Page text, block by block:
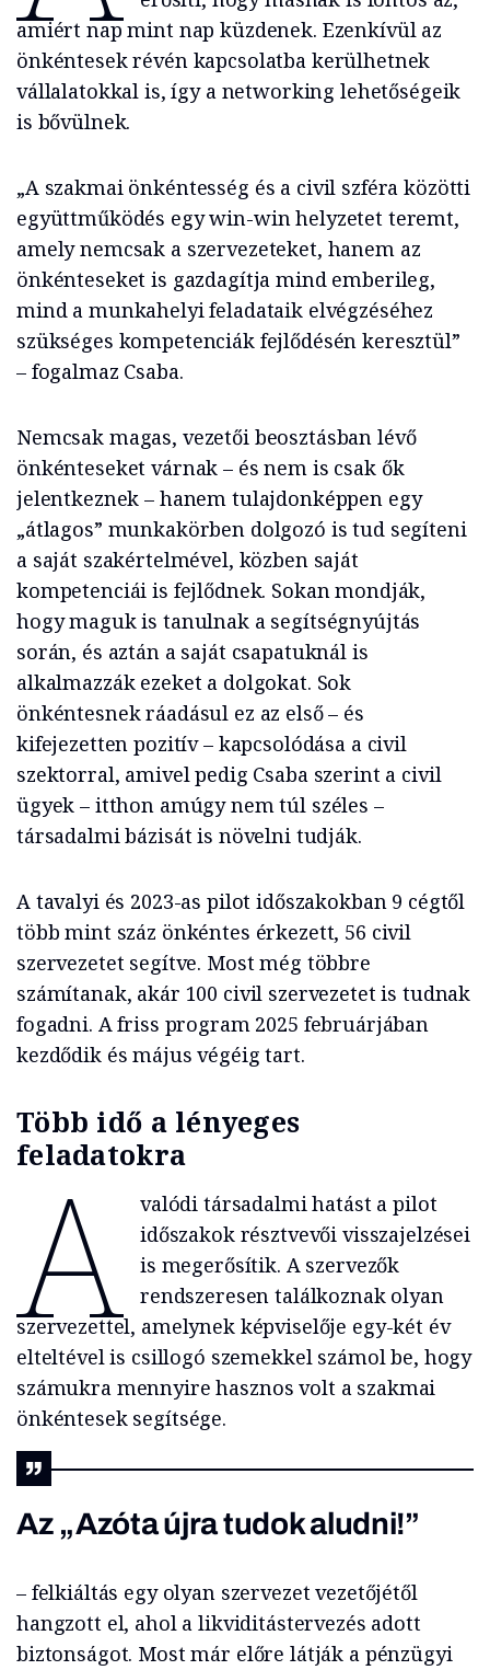
amiért nap mint nap küzdenek. Ezenkívül az
önkéntesek révén kapcsolatba kerülhetnek
vállalatokkal is, így a networking lehetőségeik
is bővülnek.
„A szakmai önkéntesség és a civil szféra közötti
együttműködés egy win-win helyzetet teremt,
amely nemcsak a szervezeteket, hanem az
önkénteseket is gazdagítja mind emberileg,
mind a munkahelyi feladataik elvégzéséhez
szükséges kompetenciák fejlődésén keresztül”
– fogalmaz Csaba.
Nemcsak magas, vezetői beosztásban lévő
önkénteseket várnak – és nem is csak ők
jelentkeznek – hanem tulajdonképpen egy
„átlagos” munkakörben dolgozó is tud segíteni
a saját szakértelmével, közben saját
kompetenciái is fejlődnek. Sokan mondják,
hogy maguk is tanulnak a segítségnyújtás
során, és aztán a saját csapatuknál is
alkalmazzák ezeket a dolgokat. Sok
önkéntesnek ráadásul ez az első – és
kifejezetten pozitív – kapcsolódása a civil
szektorral, amivel pedig Csaba szerint a civil
ügyek – itthon amúgy nem túl széles –
társadalmi bázisát is növelni tudják.
A tavalyi és 2023-as pilot időszakokban 9 cégtől
több mint száz önkéntes érkezett, 56 civil
szervezetet segítve. Most még többre
számítanak, akár 100 civil szervezetet is tudnak
fogadni. A friss program 2025 februárjában
kezdődik és május végéig tart.
Több idő a lényeges
feladatokra
A
valódi társadalmi hatást a pilot
időszakok résztvevői visszajelzései
is megerősítik. A szervezők
rendszeresen találkoznak olyan
szervezettel, amelynek képviselője egy-két év
elteltével is csillogó szemekkel számol be, hogy
számukra mennyire hasznos volt a szakmai
önkéntesek segítsége.
Az „Azóta újra tudok aludni!”
– felkiáltás egy olyan szervezet vezetőjétől
hangzott el, ahol a likviditástervezés adott
biztonságot. Most már előre látják a pénzügyi